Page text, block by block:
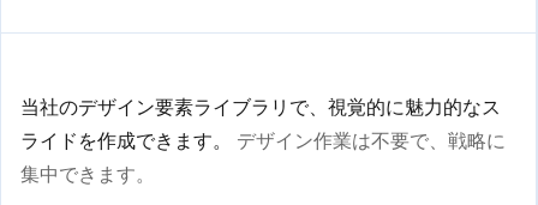
当社のデザイン要素ライブラリで、視覚的に魅力的なス
ライドを作成できます。
デザイン作業は不要で、戦略に
集中できます。